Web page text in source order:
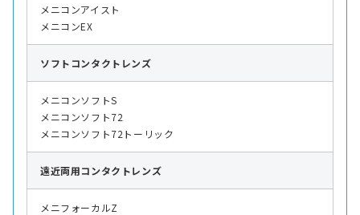
メニコンアイスト
メニコンEX
ソフト コンタクトレンズ
メニコンソフトS
メニコンソフト72
メニコンソフト72トーリック
遠近両用コンタクトレンズ
メニフォーカルZ